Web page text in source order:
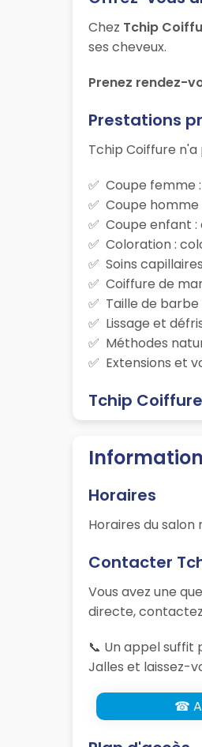
Chez Tchip
ses cheveux.
Prenez rendez-
Prestations
Tchip Coiffure n'a
Coupe femme
Coupe homme
Coupe enfant
Coloration :
Soins
Coiffure de
Taille de
Lissage et
Méthodes
Extensions et
Tchip
Horaires
Horaires du salon
Contacter
Vous avez une
directe,
📞 Un appel suffit
Jalles et laissez-
☎